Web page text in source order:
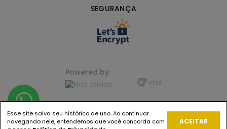
SEGURANÇA
FLORENZA LIFE+ BEAUTY | JUNDIAÍ, SP CNPJ
23.721.872/0001-44 |
Powered by:
Esse site salva seu histórico de uso. Ao continuar
navegando nele, entendemos que você concorda com
ACEITAR